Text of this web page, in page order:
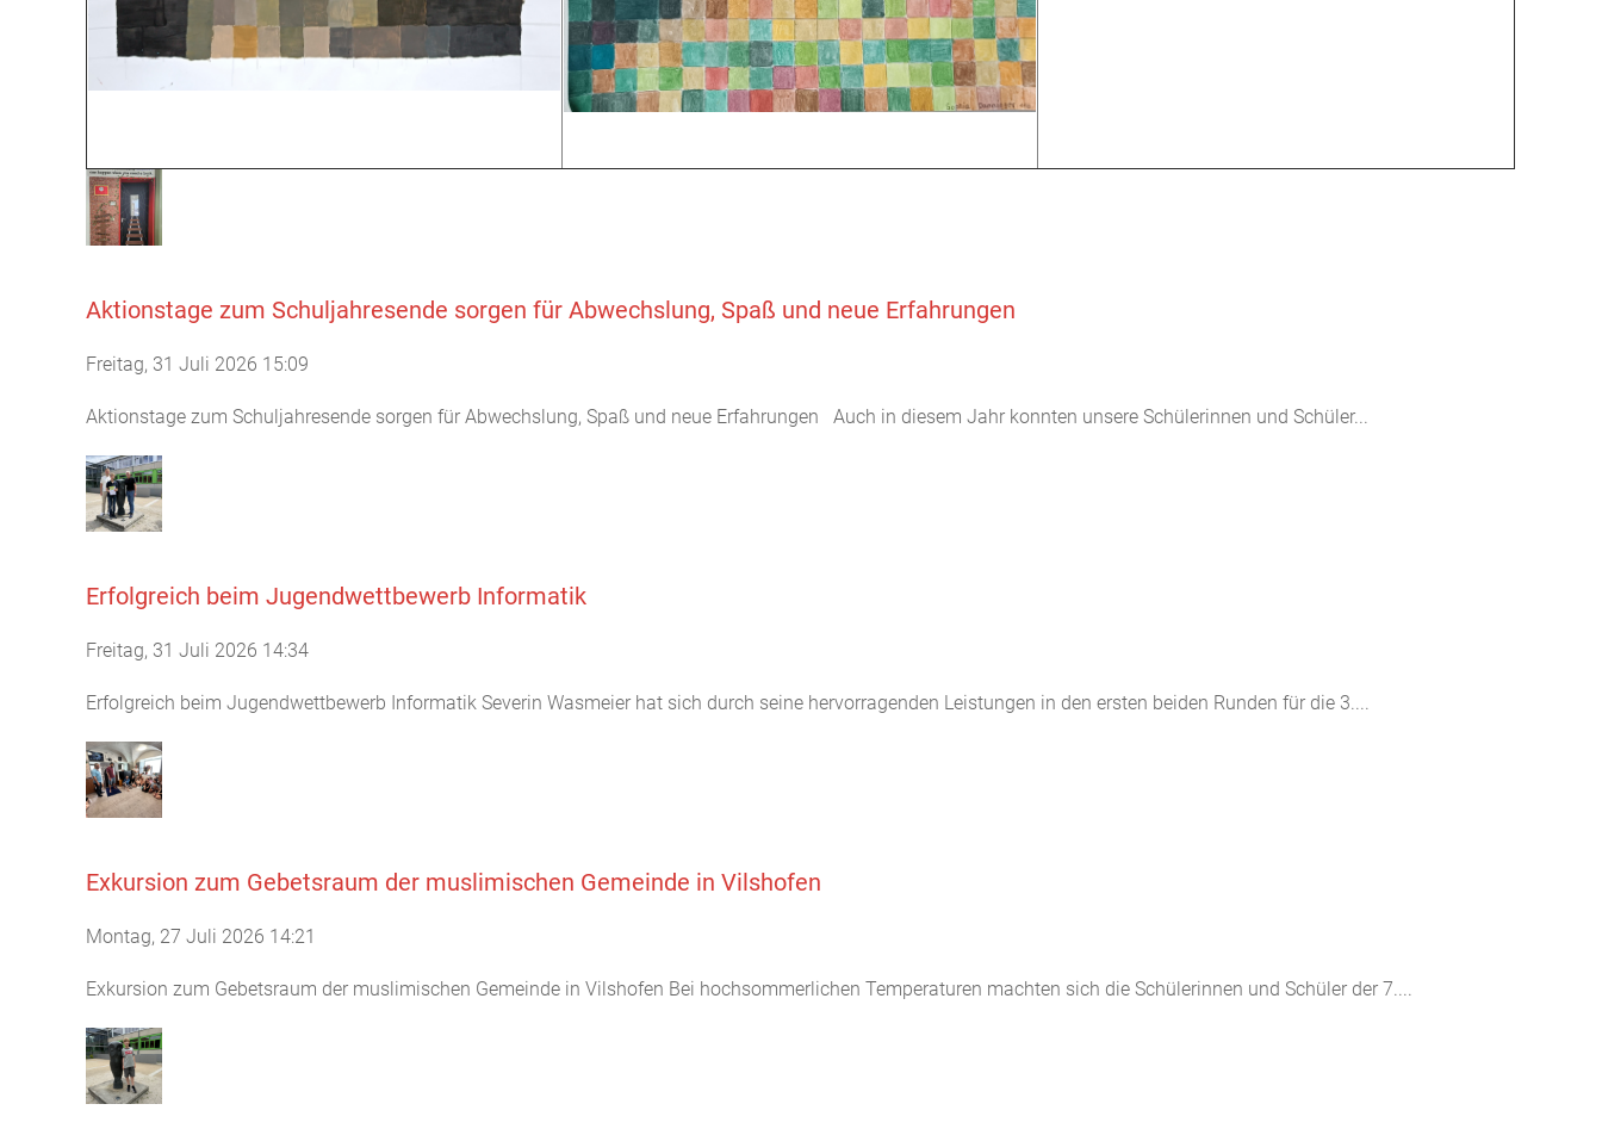
Aktionstage zum Schuljahresende sorgen für Abwechslung, Spaß und neue Erfahrungen
Freitag, 31 Juli 2026 15:09
Aktionstage zum Schuljahresende sorgen für Abwechslung, Spaß und neue Erfahrungen Auch in diesem Jahr konnten unsere Schülerinnen und Schüler...
Erfolgreich beim Jugendwettbewerb Informatik
Freitag, 31 Juli 2026 14:34
Erfolgreich beim Jugendwettbewerb Informatik Severin Wasmeier hat sich durch seine hervorragenden Leistungen in den ersten beiden Runden für die 3....
Exkursion zum Gebetsraum der muslimischen Gemeinde in Vilshofen
Montag, 27 Juli 2026 14:21
Exkursion zum Gebetsraum der muslimischen Gemeinde in Vilshofen Bei hochsommerlichen Temperaturen machten sich die Schülerinnen und Schüler der 7....